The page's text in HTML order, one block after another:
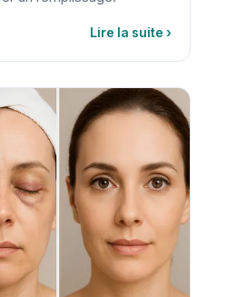
Lire la suite ›